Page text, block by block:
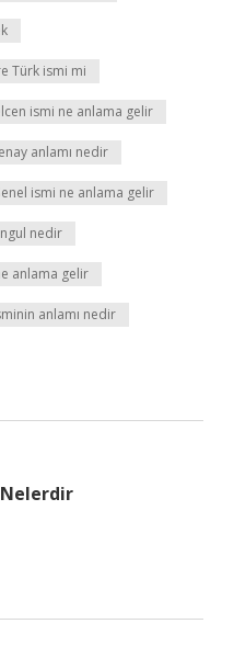
Türk ismi mi
ismi ne anlama gelir
anlamı nedir
ismi ne anlama gelir
nedir
anlama gelir
anlamı nedir